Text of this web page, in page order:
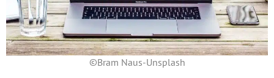
©Bram Naus-Unsplash